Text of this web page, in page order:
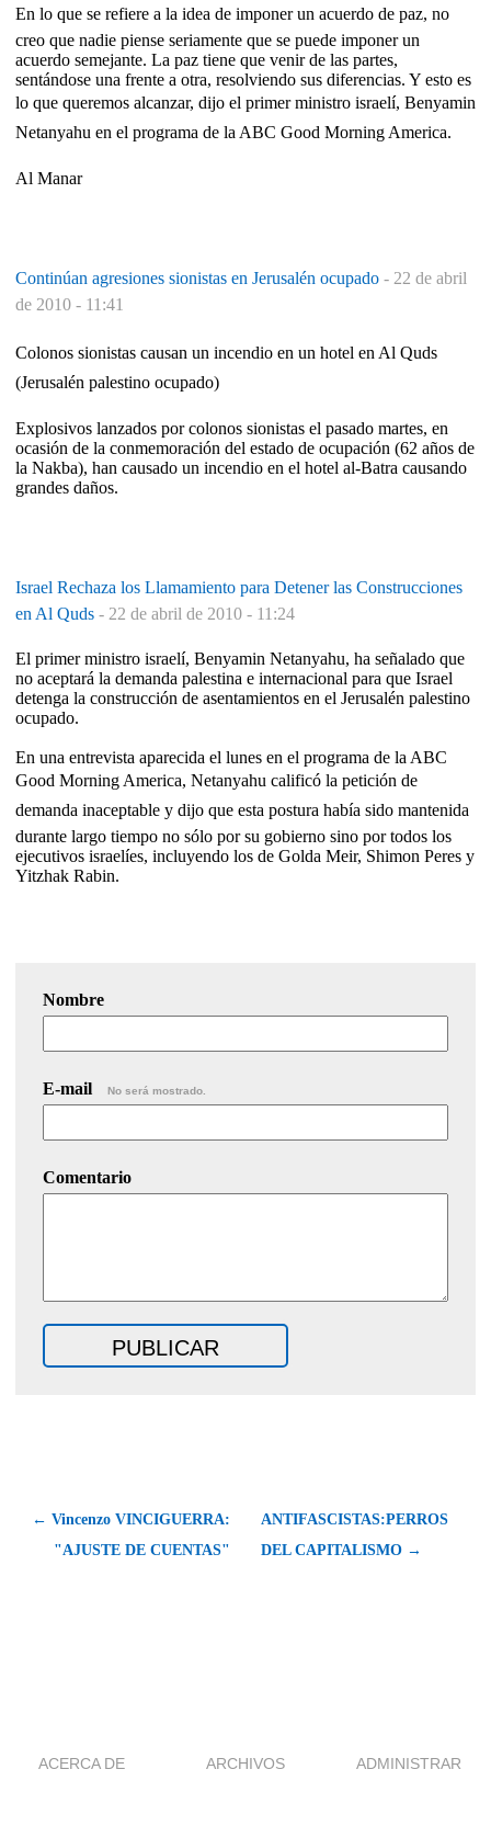
En lo que se refiere a la idea de imponer un acuerdo de paz, no
creo que nadie piense seriamente que se puede imponer un
acuerdo semejante. La paz tiene que venir de las partes,
sentándose una frente a otra, resolviendo sus diferencias. Y esto es
lo que queremos alcanzar, dijo el primer ministro israelí, Benyamin
Netanyahu en el programa de la ABC Good Morning America.
Al Manar
Continúan agresiones sionistas en Jerusalén ocupado - 22 de abril
de 2010 - 11:41
Colonos sionistas causan un incendio en un hotel en Al Quds
(Jerusalén palestino ocupado)
Explosivos lanzados por colonos sionistas el pasado martes, en
ocasión de la conmemoración del estado de ocupación (62 años de
la Nakba), han causado un incendio en el hotel al-Batra causando
grandes daños.
Israel Rechaza los Llamamiento para Detener las Construcciones
en Al Quds - 22 de abril de 2010 - 11:24
El primer ministro israelí, Benyamin Netanyahu, ha señalado que
no aceptará la demanda palestina e internacional para que Israel
detenga la construcción de asentamientos en el Jerusalén palestino
ocupado.
En una entrevista aparecida el lunes en el programa de la ABC
Good Morning America, Netanyahu calificó la petición de
demanda inaceptable y dijo que esta postura había sido mantenida
durante largo tiempo no sólo por su gobierno sino por todos los
ejecutivos israelíes, incluyendo los de Golda Meir, Shimon Peres y
Yitzhak Rabin.
Nombre
E-mail No será mostrado.
Comentario
← Vincenzo VINCIGUERRA:
"AJUSTE DE CUENTAS"
ANTIFASCISTAS:PERROS
DEL CAPITALISMO →
ACERCA DE ARCHIVOS ADMINISTRAR